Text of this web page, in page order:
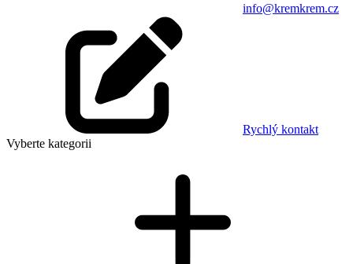
info@kremkrem.cz
Rychlý kontakt
Vyberte kategorii